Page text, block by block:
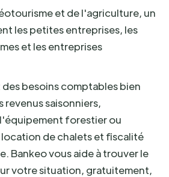
et de l'agriculture, un
les petites entreprises, les
et les entreprises
besoins comptables bien
revenus saisonniers,
forestier ou
de chalets et fiscalité
Bankeo vous aide à trouver le
votre situation, gratuitement,